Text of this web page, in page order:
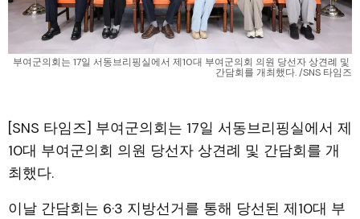
부여군의회는 17일 서동브리핑실에서 제10대 부여군의회 의원 당선자 상견례 및
간담회를 개최했다. /SNS 타임즈
[SNS 타임즈] 부여군의회는 17일 서동브리핑실에서 제
10대 부여군의회 의원 당선자 상견례 및 간담회를 개
최했다.
이날 간담회는 6·3 지방선거를 통해 당선된 제10대 부